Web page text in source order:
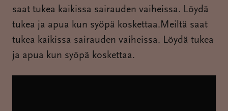
saat tukea kaikissa sairauden vaiheissa. Löydä
tukea ja apua kun syöpä koskettaa.Meiltä saat
tukea kaikissa sairauden vaiheissa. Löydä tukea
ja apua kun syöpä koskettaa.